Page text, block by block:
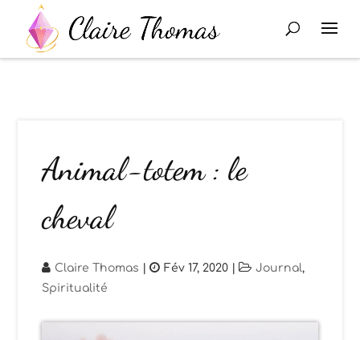
Animal-totem : le
cheval
Claire Thomas | Fév 17, 2020 | Journal,
Spiritualité